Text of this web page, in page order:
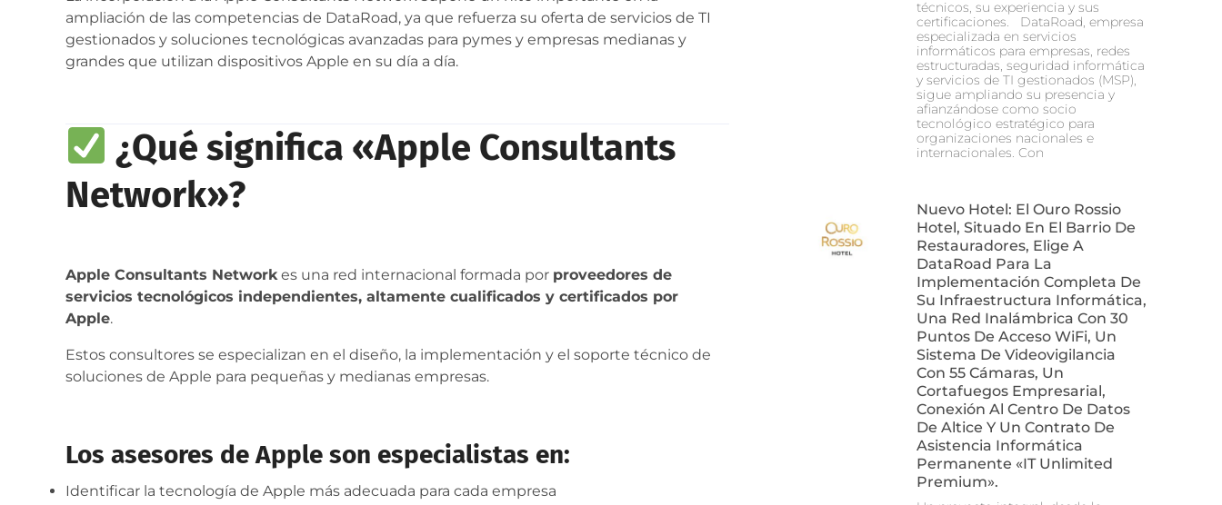
ampliación de las competencias de DataRoad, ya que refuerza su oferta de servicios de TI
gestionados y soluciones tecnológicas avanzadas para pymes y empresas medianas y
grandes que utilizan dispositivos Apple en su día a día.
¿Qué significa «Apple Consultants
Network»?
Apple Consultants Networkes una red internacional formada por proveedores de
servicios tecnológicos independientes, altamente cualificados y certificados por
Apple.
Estos consultores se especializan en el diseño, la implementación y el soporte técnico de
soluciones de Apple para pequeñas y medianas empresas.
Los asesores de Apple son especialistas en:
Identificar la tecnología de Apple más adecuada para cada empresa
técnicos, su experiencia y sus
certificaciones. DataRoad, empresa
especializada en servicios
informáticos para empresas, redes
estructuradas, seguridad informática
y servicios de TI gestionados (MSP),
sigue ampliando su presencia y
afianzándose como socio
tecnológico estratégico para
organizaciones nacionales e
internacionales. Con
Nuevo Hotel: El Ouro Rossio
Hotel, Situado En El Barrio De
Restauradores, Elige A
DataRoad Para La
Implementación Completa De
Su Infraestructura Informática,
Una Red Inalámbrica Con 30
Puntos De Acceso WiFi, Un
Sistema De Videovigilancia
Con 55 Cámaras, Un
Cortafuegos Empresarial,
Conexión Al Centro De Datos
De Altice Y Un Contrato De
Asistencia Informática
Permanente «IT Unlimited
Premium».